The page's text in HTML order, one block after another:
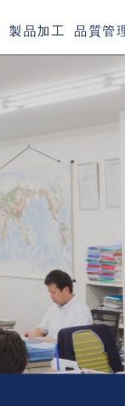
製品加工 品質管